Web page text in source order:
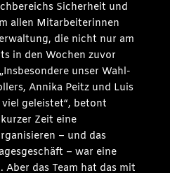
Sicherheit und
allen Mitarbeiterinnen
die nicht nur am
in den Wochen zuvor
unser Wahl-
Annika Peitz und Luis
geleistet“, betont
Zeit eine
– und das
– war eine
das Team hat das mit